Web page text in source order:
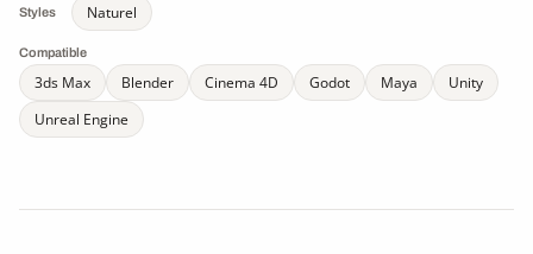
Styles Naturel
Compatible
3ds Max Blender Cinema 4D Godot Maya
Unity
Unreal Engine